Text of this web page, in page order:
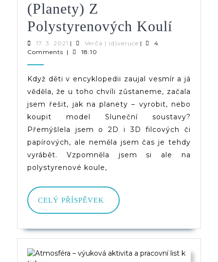
(planety) Z
Polystyrenových Koulí
Z
17. 3. 2021 17.
3.
| Verča | (d)veruceVerča
|
4
Comments | 18:10
Když děti v encyklopedii zaujal vesmír a já
věděla, že u toho chvíli zůstaneme, začala
jsem řešit, jak na planety – vyrobit, nebo
koupit model Sluneční soustavy?
Přemýšlela jsem o 2D i 3D filcových či
papírových, ale neměla jsem čas je tehdy
vyrábět. Vzpomněla jsem si ale na
polystyrenové koule,
CELÝ PŘÍSPĚVEK
CELÝ
PŘÍSPĚVEK